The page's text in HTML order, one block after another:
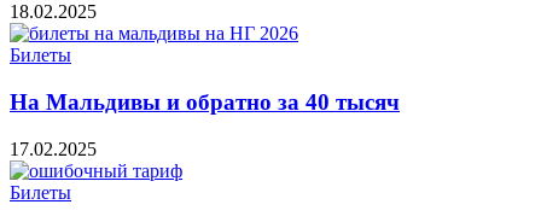
18.02.2025
Билеты
На Мальдивы и обратно за 40 тысяч
17.02.2025
Билеты